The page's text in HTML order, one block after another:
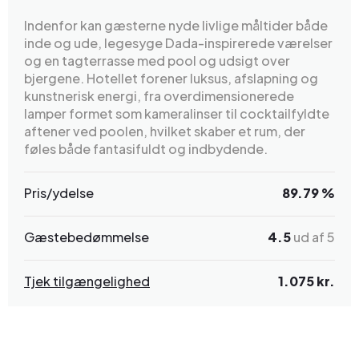
Indenfor kan gæsterne nyde livlige måltider både
inde og ude, legesyge Dada-inspirerede værelser
og en tagterrasse med pool og udsigt over
bjergene. Hotellet forener luksus, afslapning og
kunstnerisk energi, fra overdimensionerede
lamper formet som kameralinser til cocktailfyldte
aftener ved poolen, hvilket skaber et rum, der
føles både fantasifuldt og indbydende.
Pris/ydelse 89.79 %
Gæstebedømmelse 4.5ud af 5
Tjek tilgængelighed 1.075 kr.